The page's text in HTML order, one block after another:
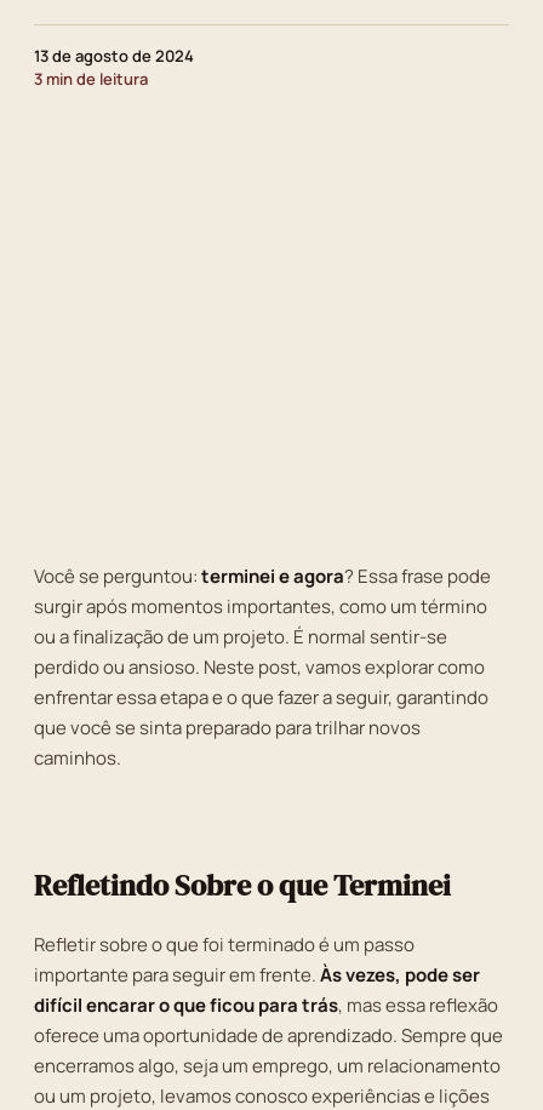
13 de agosto de 2024
3 min de leitura
Você se perguntou:terminei e agora? Essa frase pode
surgir após momentos importantes, como um término
ou a finalização de um projeto. É normal sentir-se
perdido ou ansioso. Neste post, vamos explorar como
enfrentar essa etapa e o que fazer a seguir, garantindo
que você se sinta preparado para trilhar novos
caminhos.
Refletindo Sobre o que Terminei
Refletir sobre o que foi terminado é um passo
importante para seguir em frente.Às vezes, pode ser
difícil encarar o que ficou para trás, mas essa reflexão
oferece uma oportunidade de aprendizado. Sempre que
encerramos algo, seja um emprego, um relacionamento
ou um projeto, levamos conosco experiências e lições